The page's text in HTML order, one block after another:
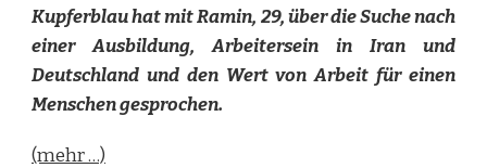
Kupferblau hat mit Ramin, 29, über die Suche nach
einer Ausbildung, Arbeitersein in Iran und
Deutschland und den Wert von Arbeit für einen
Menschen gesprochen.
(mehr …)